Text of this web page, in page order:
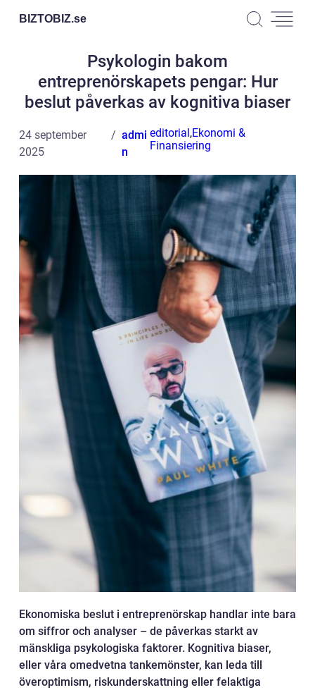
BIZTOBIZ.se
Psykologin bakom
entreprenörskapets pengar: Hur
beslut påverkas av kognitiva biaser
24 september
2025
admi
n
editorial,Ekonomi &
Finansiering
Ekonomiska beslut i entreprenörskap handlar inte bara
om siffror och analyser – de påverkas starkt av
mänskliga psykologiska faktorer. Kognitiva biaser,
eller våra omedvetna tankemönster, kan leda till
överoptimism, riskunderskattning eller felaktiga